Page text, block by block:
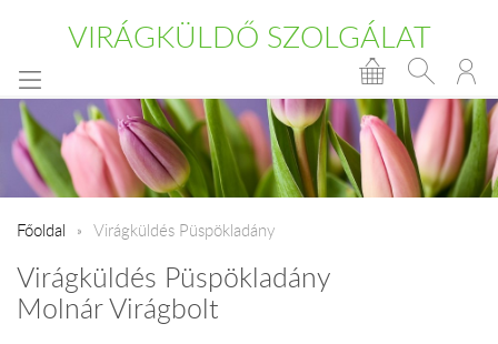
VIRÁGKÜLDŐ SZOLGÁLAT
Főoldal Virágküldés Püspökladány
Virágküldés Püspökladány
Molnár Virágbolt